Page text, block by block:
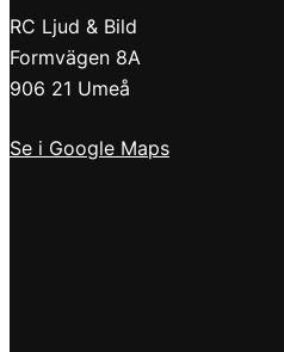
RC Ljud & Bild
Formvägen 8A
906 21 Umeå
Se i Google Maps